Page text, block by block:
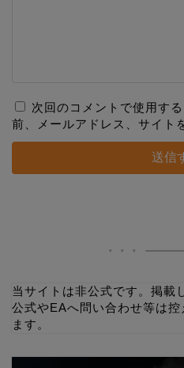
次回のコメントで使用す
前、メールアドレス、サイト
当サイトは非公式です。掲載
公式やEAへ問い合わせ等は
ます。